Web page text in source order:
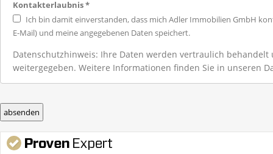
Kontakterlaubnis*
Ich bin damit einverstanden, dass mich Adler Immobilien GmbH
E-Mail) und meine angegebenen Daten speichert.
Datenschutzhinweis: Ihre Daten werden vertraulich
weitergegeben. Weitere Informationen finden Sie in unseren